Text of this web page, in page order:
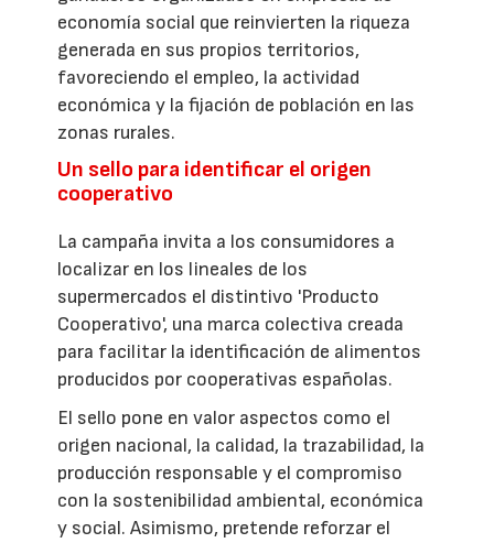
economía social que reinvierten la riqueza
generada en sus propios territorios,
favoreciendo el empleo, la actividad
económica y la fijación de población en las
zonas rurales.
Un sello para identificar el origen
cooperativo
La campaña invita a los consumidores a
localizar en los lineales de los
supermercados el distintivo 'Producto
Cooperativo', una marca colectiva creada
para facilitar la identificación de alimentos
producidos por cooperativas españolas.
El sello pone en valor aspectos como el
origen nacional, la calidad, la trazabilidad, la
producción responsable y el compromiso
con la sostenibilidad ambiental, económica
y social. Asimismo, pretende reforzar el